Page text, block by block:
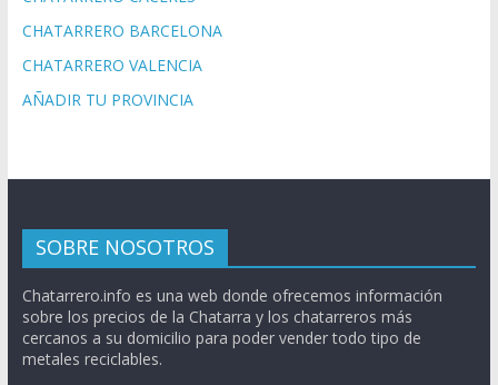
CHATARRERO BARCELONA
CHATARRERO VALENCIA
AÑADIR TU PROVINCIA
SOBRE NOSOTROS
Chatarrero.info es una web donde ofrecemos información
sobre los precios de la Chatarra y los chatarreros más
cercanos a su domicilio para poder vender todo tipo de
metales reciclables.